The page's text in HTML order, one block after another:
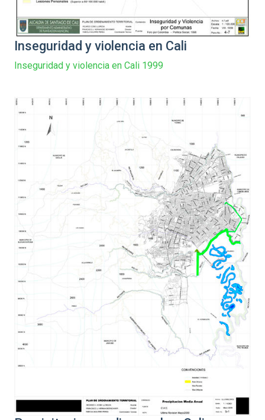
Inseguridad y violencia en Cali
Inseguridad y violencia en Cali 1999